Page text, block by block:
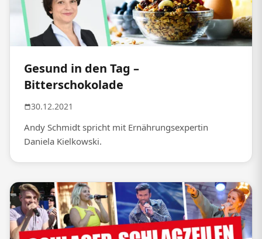
Gesund in den Tag –
Bitterschokolade
30.12.2021
Andy Schmidt spricht mit Ernährungsexpertin
Daniela Kielkowski.